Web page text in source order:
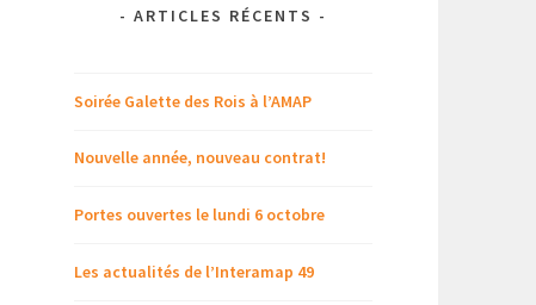
- ARTICLES RÉCENTS -
Soirée Galette des Rois à l’AMAP
Nouvelle année, nouveau contrat!
Portes ouvertes le lundi 6 octobre
Les actualités de l’Interamap 49